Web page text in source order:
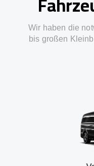
Wir haben die
bis großen